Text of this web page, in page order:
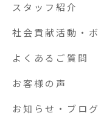
スタッフ紹介
社会貢献活動・
よくあるご質問
お客様の声
お知らせ・ブログ